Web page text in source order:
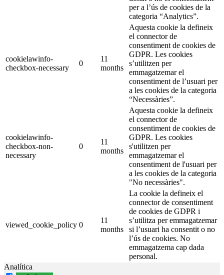
per a l’ús de cookies de la
categoria “Analytics”.
cookielawinfo-
checkbox-necessary
0
11
months
Aquesta cookie la defineix
el connector de
consentiment de cookies de
GDPR. Les cookies
s’utilitzen per
emmagatzemar el
consentiment de l’usuari per
a les cookies de la categoria
“Necessàries”.
cookielawinfo-
checkbox-non-
necessary
0
11
months
Aquesta cookie la defineix
el connector de
consentiment de cookies de
GDPR. Les cookies
s'utilitzen per
emmagatzemar el
consentiment de l'usuari per
a les cookies de la categoria
"No necessàries".
viewed_cookie_policy 0
11
months
La cookie la defineix el
connector de consentiment
de cookies de GDPR i
s’utilitza per emmagatzemar
si l’usuari ha consentit o no
l’ús de cookies. No
emmagatzema cap dada
personal.
Analítica